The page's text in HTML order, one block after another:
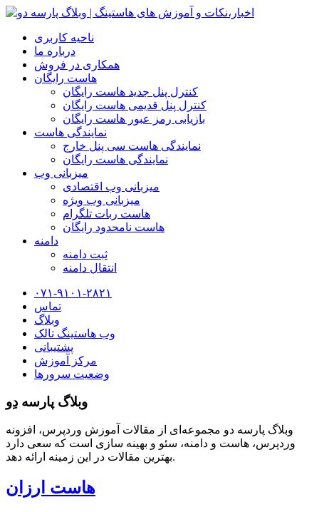
ناحیه کاربری
درباره ما
همکاری در فروش
هاست رایگان
کنترل پنل جدید هاست رایگان
کنترل پنل قدیمی هاست رایگان
بازیابی رمز عبور هاست رایگان
نمایندگی هاست
نمایندگی هاست سی پنل خارج
نمایندگی هاست رایگان
میزبانی وب
میزبانی وب اقتصادی
میزبانی وب ویژه
هاست ربات تلگرام
هاست نامحدود رایگان
دامنه
ثبت دامنه
انتقال دامنه
۰۷۱-۹۱۰۱-۲۸۲۱
تماس
وبلاگ
وب هاستینگ تالک
پشتیبانی
مرکز آموزش
وضعیت سرورها
وبلاگ پارسه دِو
وبلاگ پارسه دو مجموعه‌ای از مقالات آموزش وردپرس، افزونه
وردپرس، هاست و دامنه، سئو و بهینه سازی است که سعی دارد
بهترین مقالات در این زمینه ارائه دهد.
هاست ارزان